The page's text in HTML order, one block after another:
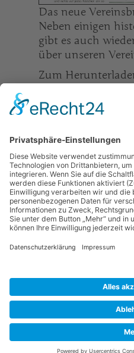
Das neue
Neben einigen
gibt es auch
über unseren
Zum
Wir wünschen
Tags:Vereinsbriafei
Andere Seiten
GTEV D´Schneebergler
Lechner, Am Hammerbach 27,
Tel. +49 (0)157 58846035,